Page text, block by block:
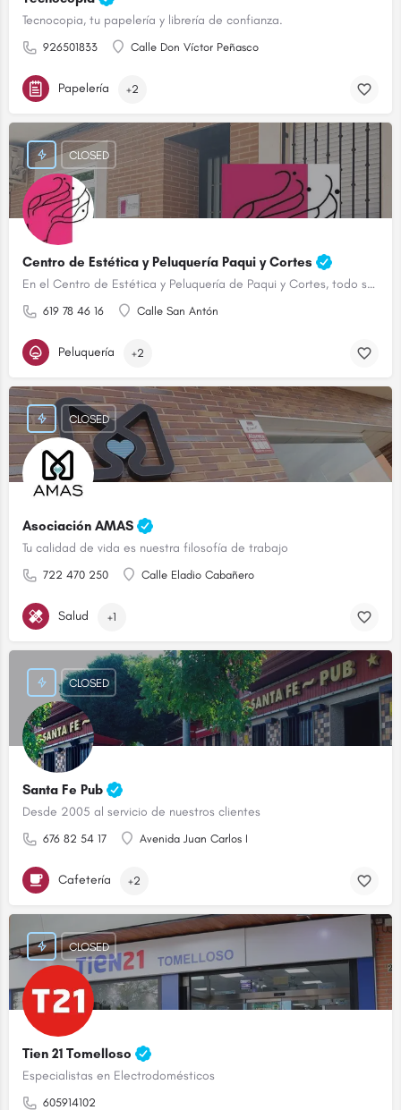
Tecnocopia, tu papelería y librería de confianza.
926501833 Calle Don Víctor Peñasco
Papelería +2
Centro de Estética y Peluquería Paqui y Cortes
En el Centro de Estética y Peluquería de Paqui y Cortes, todo son ventajas.
619 78 46 16 Calle San Antón
CLOSED
Peluquería +2
Asociación AMAS
Tu calidad de vida es nuestra filosofía de trabajo
722 470 250 Calle Eladio Cabañero
CLOSED
Salud +1
Santa Fe Pub
Desde 2005 al servicio de nuestros clientes
676 82 54 17 Avenida Juan Carlos I
CLOSED
Cafetería +2
Tien 21 Tomelloso
Especialistas en Electrodomésticos
605914102
CLOSED